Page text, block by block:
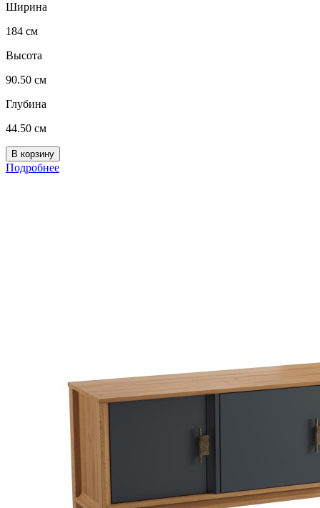
Ширина
184 см
Высота
90.50 см
Глубина
44.50 см
Подробнее